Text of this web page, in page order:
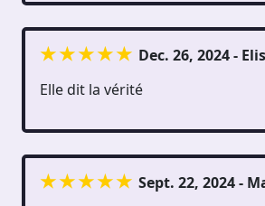
Dec. 26, 2024 -
Elle dit la vérité
Sept. 22, 2024 -